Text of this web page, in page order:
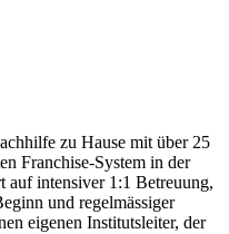
zu Hause mit über 25
Franchise-System in der
auf intensiver 1:1 Betreuung,
und regelmässiger
eigenen Institutsleiter, der